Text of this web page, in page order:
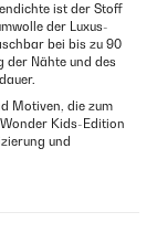
ist der Stoff
der Luxus-
bei bis zu 90
der Nähte und des
Motiven, die zum
Kids-Edition
und